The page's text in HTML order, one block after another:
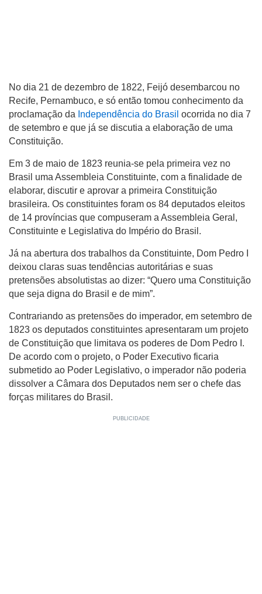
No dia 21 de dezembro de 1822, Feijó desembarcou no
Recife, Pernambuco, e só então tomou conhecimento da
proclamação da Independência do Brasil ocorrida no dia 7
de setembro e que já se discutia a elaboração de uma
Constituição.
Em 3 de maio de 1823 reunia-se pela primeira vez no
Brasil uma Assembleia Constituinte, com a finalidade de
elaborar, discutir e aprovar a primeira Constituição
brasileira. Os constituintes foram os 84 deputados eleitos
de 14 províncias que compuseram a Assembleia Geral,
Constituinte e Legislativa do Império do Brasil.
Já na abertura dos trabalhos da Constituinte, Dom Pedro I
deixou claras suas tendências autoritárias e suas
pretensões absolutistas ao dizer: “Quero uma Constituição
que seja digna do Brasil e de mim”.
Contrariando as pretensões do imperador, em setembro de
1823 os deputados constituintes apresentaram um projeto
de Constituição que limitava os poderes de Dom Pedro I.
De acordo com o projeto, o Poder Executivo ficaria
submetido ao Poder Legislativo, o imperador não poderia
dissolver a Câmara dos Deputados nem ser o chefe das
forças militares do Brasil.